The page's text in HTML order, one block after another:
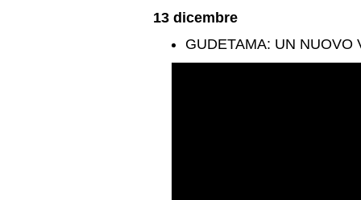
13 dicembre
GUDETAMA: UN NUOVO